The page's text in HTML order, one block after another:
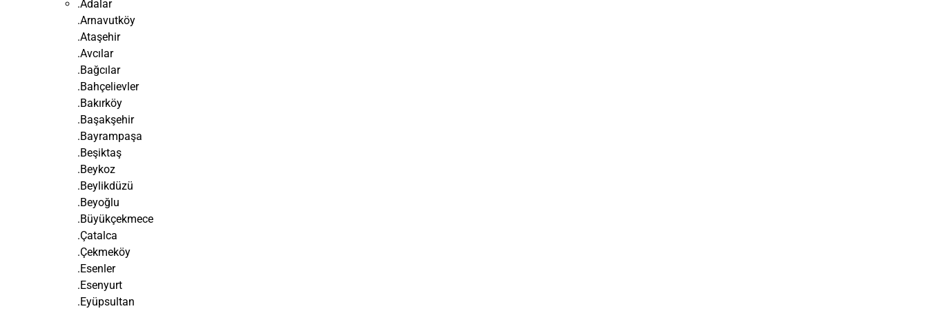
.Adalar
.Arnavutköy
.Ataşehir
.Avcılar
.Bağcılar
.Bahçelievler
.Bakırköy
.Başakşehir
.Bayrampaşa
.Beşiktaş
.Beykoz
.Beylikdüzü
.Beyoğlu
.Büyükçekmece
.Çatalca
.Çekmeköy
.Esenler
.Esenyurt
.Eyüpsultan